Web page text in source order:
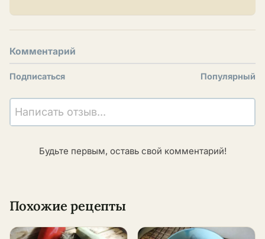
Комментарий
Подписаться Популярный
Написать отзыв...
Будьте первым, оставь свой комментарий!
Похожие рецепты